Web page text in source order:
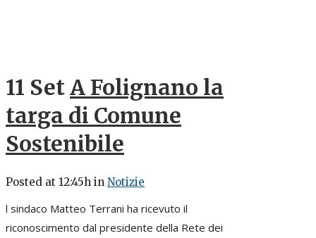
11 SetA Folignano la
targa di Comune
Sostenibile
Posted at 12:45h in Notizie
l sindaco Matteo Terrani ha ricevuto il
riconoscimento dal presidente della Rete dei